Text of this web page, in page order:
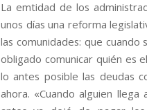
La emtidad de los
unos días una reforma
las comunidades: que
obligado comunicar quién es
lo antes posible las deudas
ahora. «Cuando alguien